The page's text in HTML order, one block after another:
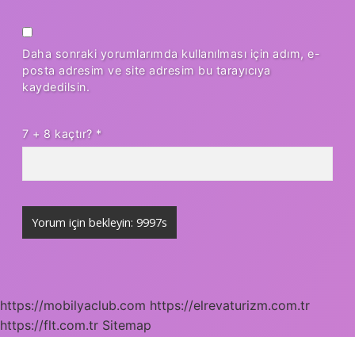
Daha sonraki yorumlarımda kullanılması için adım, e-
posta adresim ve site adresim bu tarayıcıya
kaydedilsin.
7 + 8 kaçtır? *
https://mobilyaclub.com https://elrevaturizm.com.tr
https://flt.com.tr Sitemap